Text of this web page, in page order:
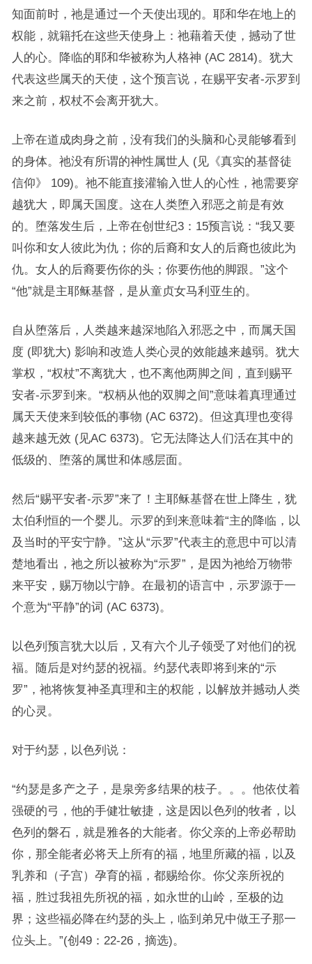
知面前时，祂是通过一个天使出现的。耶和华在地上的
权能，就籍托在这些天使身上：祂藉着天使，撼动了世
人的心。降临的耶和华被称为人格神 (AC 2814)。犹大
代表这些属天的天使，这个预言说，在赐平安者-示罗到
来之前，权杖不会离开犹大。
上帝在道成肉身之前，没有我们的头脑和心灵能够看到
的身体。祂没有所谓的神性属世人 (见《真实的基督徒
信仰》 109)。祂不能直接灌输入世人的心性，祂需要穿
越犹大，即属天国度。这在人类堕入邪恶之前是有效
的。堕落发生后，上帝在创世纪3：15预言说：“我又要
叫你和女人彼此为仇；你的后裔和女人的后裔也彼此为
仇。女人的后裔要伤你的头；你要伤他的脚跟。”这个
“他”就是主耶稣基督，是从童贞女马利亚生的。
自从堕落后，人类越来越深地陷入邪恶之中，而属天国
度 (即犹大) 影响和改造人类心灵的效能越来越弱。犹大
掌权，“权杖”不离犹大，也不离他两脚之间，直到赐平
安者-示罗到来。“权柄从他的双脚之间”意味着真理通过
属天天使来到较低的事物 (AC 6372)。但这真理也变得
越来越无效 (见AC 6373)。它无法降达人们活在其中的
低级的、堕落的属世和体感层面。
然后“赐平安者-示罗”来了！主耶稣基督在世上降生，犹
太伯利恒的一个婴儿。示罗的到来意味着“主的降临，以
及当时的平安宁静。”这从“示罗”代表主的意思中可以清
楚地看出，祂之所以被称为“示罗”，是因为祂给万物带
来平安，赐万物以宁静。在最初的语言中，示罗源于一
个意为“平静”的词 (AC 6373)。
以色列预言犹大以后，又有六个儿子领受了对他们的祝
福。随后是对约瑟的祝福。约瑟代表即将到来的“示
罗”，祂将恢复神圣真理和主的权能，以解放并撼动人类
的心灵。
对于约瑟，以色列说：
“约瑟是多产之子，是泉旁多结果的枝子。。。他依仗着
强硬的弓，他的手健壮敏捷，这是因以色列的牧者，以
色列的磐石，就是雅各的大能者。你父亲的上帝必帮助
你，那全能者必将天上所有的福，地里所藏的福，以及
乳养和（子宫）孕育的福，都赐给你。你父亲所祝的
福，胜过我祖先所祝的福，如永世的山岭，至极的边
界；这些福必降在约瑟的头上，临到弟兄中做王子那一
位头上。”(创49：22-26，摘选)。